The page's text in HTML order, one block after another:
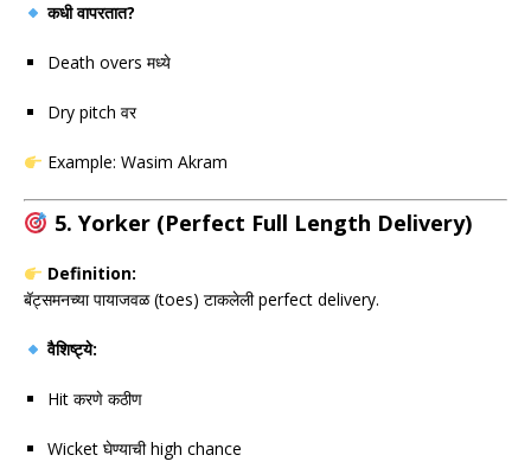
कधी वापरतात?
Death overs मध्ये
Dry pitch वर
Example: Wasim Akram
5. Yorker (Perfect Full Length Delivery)
Definition:
बॅट्समनच्या पायाजवळ (toes) टाकलेली perfect delivery.
वैशिष्ट्ये:
Hit करणे कठीण
Wicket घेण्याची high chance